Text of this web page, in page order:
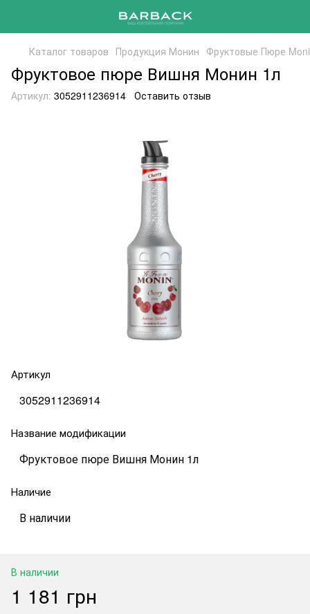
Каталог товаров Продукция Монин Фруктовые Пюре
Фруктовое пюре Вишня Монин 1л
Артикул: 3052911236914 Оставить отзыв
Артикул
3052911236914
Название модификации
Фруктовое пюре Вишня Монин 1л
Наличие
В наличии
В наличии
1 181 грн